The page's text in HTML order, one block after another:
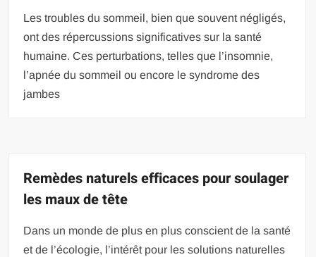
Les troubles du sommeil, bien que souvent négligés,
ont des répercussions significatives sur la santé
humaine. Ces perturbations, telles que l’insomnie,
l’apnée du sommeil ou encore le syndrome des
jambes
Remèdes naturels efficaces pour soulager
les maux de tête
Dans un monde de plus en plus conscient de la santé
et de l’écologie, l’intérêt pour les solutions naturelles